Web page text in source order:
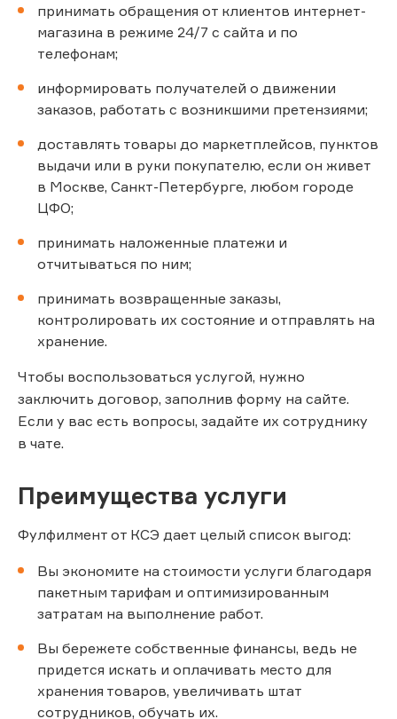
принимать обращения от клиентов интернет-
магазина в режиме 24/7 с сайта и по
телефонам;
информировать получателей о движении
заказов, работать с возникшими претензиями;
доставлять товары до маркетплейсов, пунктов
выдачи или в руки покупателю, если он живет
в Москве, Санкт-Петербурге, любом городе
ЦФО;
принимать наложенные платежи и
отчитываться по ним;
принимать возвращенные заказы,
контролировать их состояние и отправлять на
хранение.
Чтобы воспользоваться услугой, нужно
заключить договор, заполнив форму на сайте.
Если у вас есть вопросы, задайте их сотруднику
в чате.
Преимущества услуги
Фулфилмент от КСЭ дает целый список выгод:
Вы экономите на стоимости услуги благодаря
пакетным тарифам и оптимизированным
затратам на выполнение работ.
Вы бережете собственные финансы, ведь не
придется искать и оплачивать место для
хранения товаров, увеличивать штат
сотрудников, обучать их.